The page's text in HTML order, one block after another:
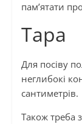
пам’ятати
Тара
Для посіву
неглибокі
сантиметрів.
Також треба